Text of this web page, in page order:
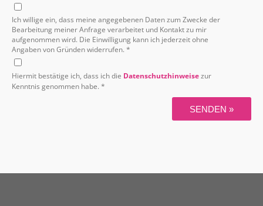
Ich willige ein, dass meine angegebenen Daten zum Zwecke der
Bearbeitung meiner Anfrage verarbeitet und Kontakt zu mir
aufgenommen wird. Die Einwilligung kann ich jederzeit ohne
Angaben von Gründen widerrufen. *
Hiermit bestätige ich, dass ich die Datenschutzhinweisezur
Kenntnis genommen habe. *
SENDEN »